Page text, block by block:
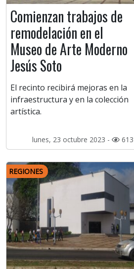
Comienzan trabajos de
remodelación en el
Museo de Arte Moderno
Jesús Soto
El recinto recibirá mejoras en la
infraestructura y en la colección
artística.
lunes, 23 octubre 2023 - 613
REGIONES